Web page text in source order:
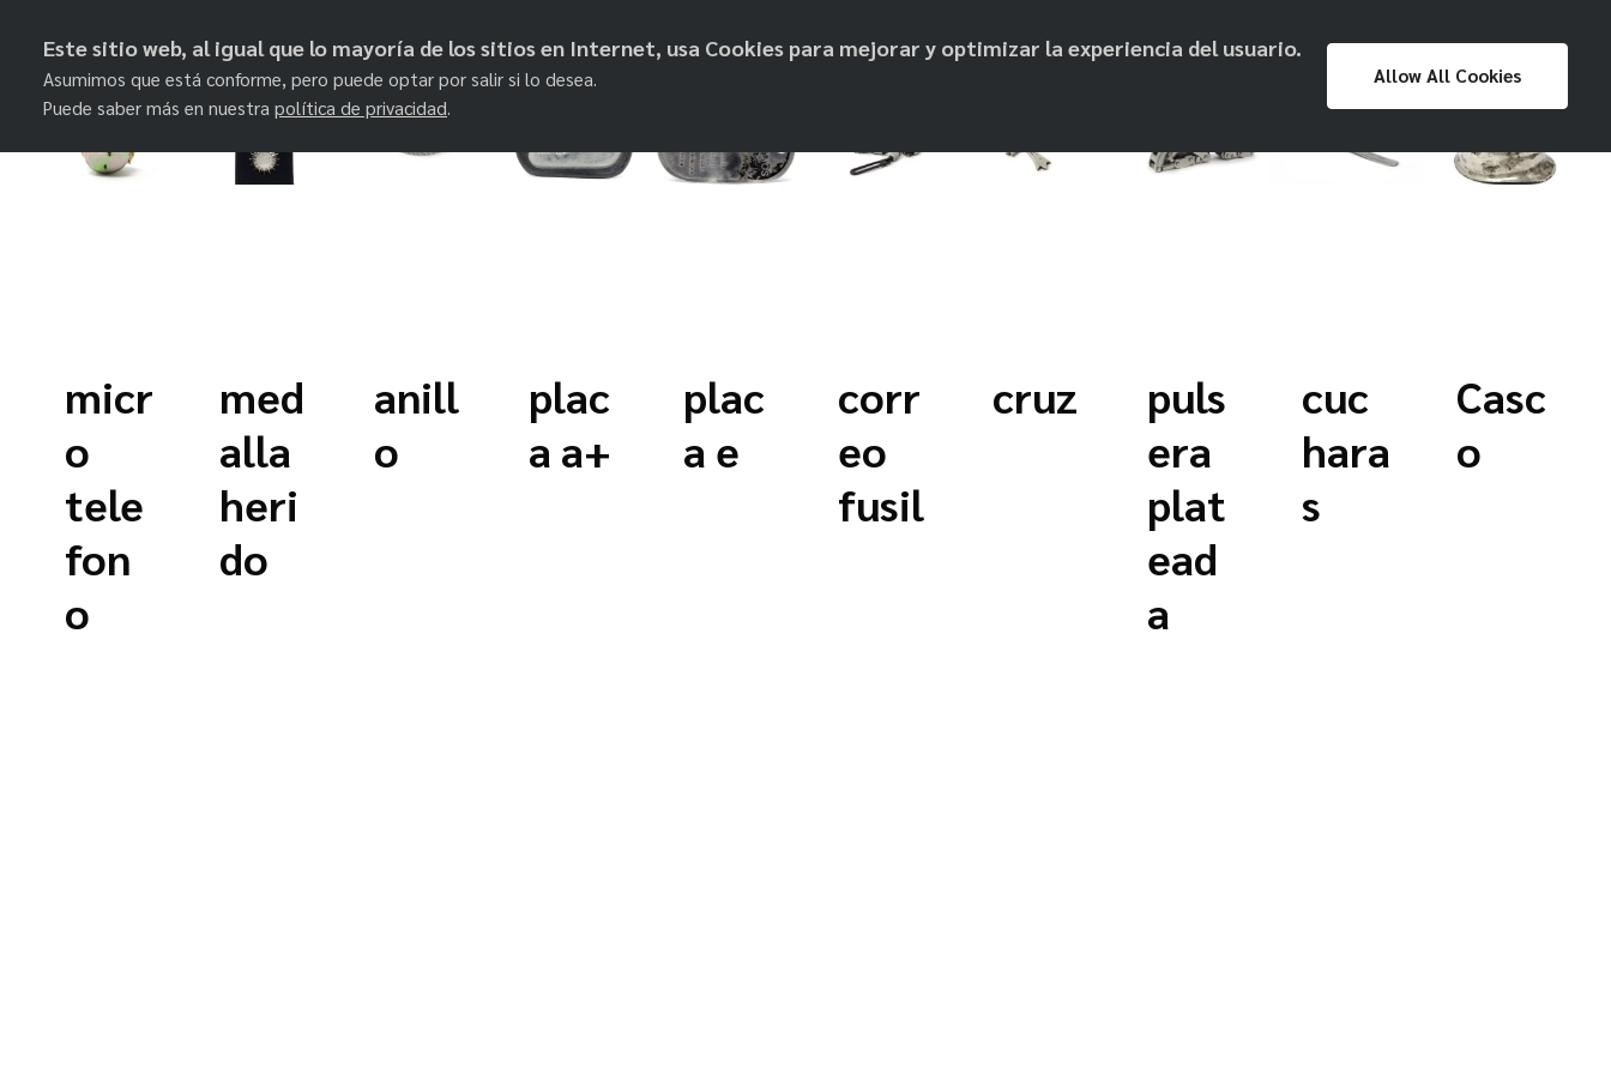
objetos de paz Proyecto Prensa
Exposiciones
Museo Nacional
micr
o
tele
fon
o
med
alla
heri
do
anill
o
plac
a a+
plac
a e
corr
eo
fusil
cruz
puls
era
plat
ead
a
cuc
hara
s
Casc
o
Este sitio web, al igual que lo mayoría de los sitios en Internet, usa Cookies para mejorar y optimizar la experiencia del usuario.
Asumimos que está conforme, pero puede optar por salir si lo desea.
Puede saber más en nuestra política de privacidad.
Allow All Cookies